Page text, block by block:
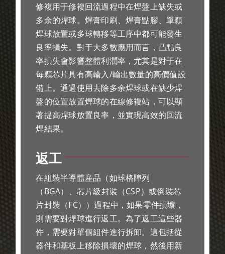
修複用于修複回流過程中在焊盤上缺失或
多余的焊球。焊膏印刷、焊膏點膠、單顆
焊球放置或多球轉移等工序中都可能發生
良率損失。對于大多數應用而言，凸點良
率損失會影響整體利潤率，尤其是對于在
每顆芯片具有高輸入/輸出數量的高價值設
備上。通過使用去除多余焊球或在缺少焊
盤的位置放置焊球的在線修複站，可以顯
著提高焊球放置良率，並實現高效的回流
焊結果。
返工
在組裝半導體産品（如球格陣列
（BGA）、芯片級封裝（CSP）或倒裝芯
片封裝（FC））過程中，如果零件損壞，
則需要對焊球進行返工。為了返工這些器
件，需要對單個組件進行拆卸。這包括從
器件和基板上移除損壞的焊球，然後用新